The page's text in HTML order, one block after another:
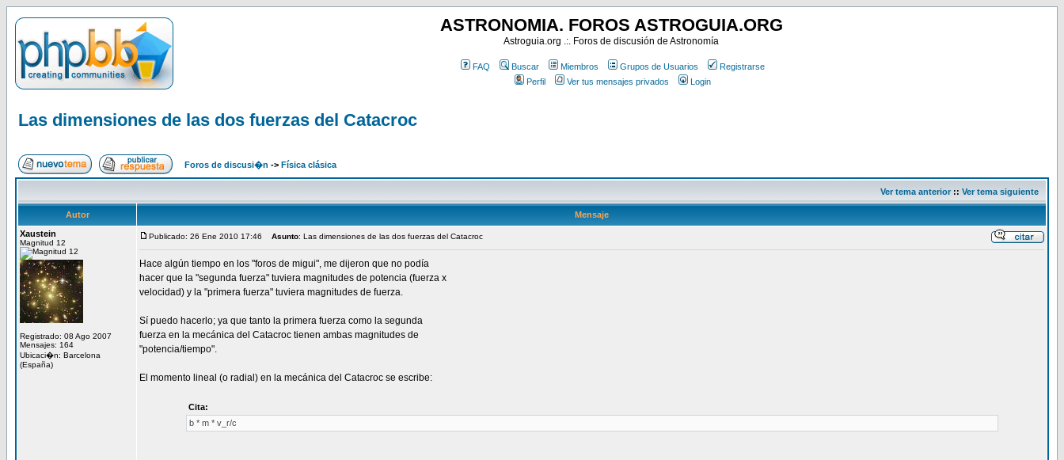
ASTRONOMIA. FOROS ASTROGUIA.ORG
Astroguia.org .:. Foros de discusión de Astronomía
FAQ Buscar Miembros Grupos de Usuarios
Registrarse
Perfil
Ver tus mensajes privados Login
Las dimensiones de las dos fuerzas del Catacroc
Foros de discusi�n -> Física clásica
Ver tema anterior:: Ver tema siguiente
Autor
Mensaje
Xaustein
Magnitud 12
Registrado: 08 Ago 2007
Mensajes: 164
Ubicaci�n: Barcelona
(España)
Publicado: 26 Ene 2010 17:46 Asunto: Las dimensiones de las dos fuerzas del Catacroc
Hace algún tiempo en los "foros de migui", me dijeron que no podía
hacer que la "segunda fuerza" tuviera magnitudes de potencia (fuerza x
velocidad) y la "primera fuerza" tuviera magnitudes de fuerza.
Sí puedo hacerlo; ya que tanto la primera fuerza como la segunda
fuerza en la mecánica del Catacroc tienen ambas magnitudes de
"potencia/tiempo".
El momento lineal (o radial) en la mecánica del Catacroc se escribe:
Cita:
b * m * v_r/c